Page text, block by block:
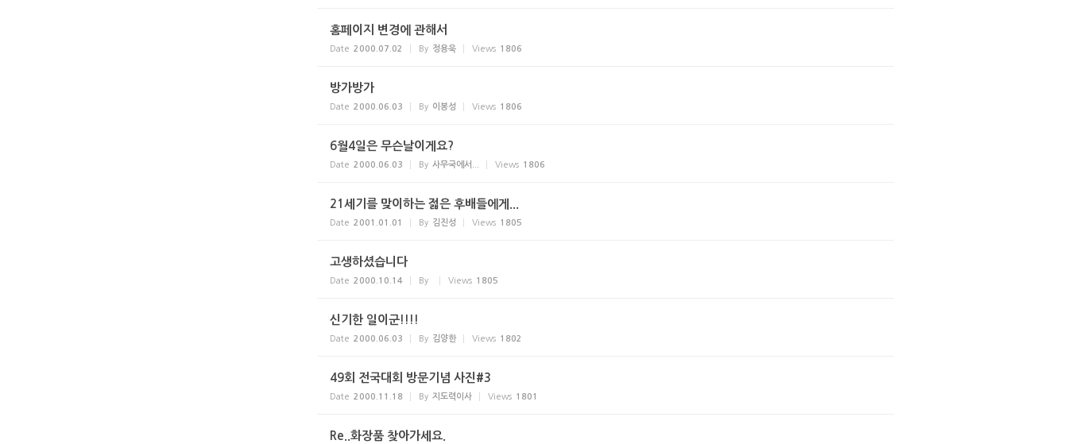
홈페이지 변경에 관해서
Date 2000.07.02 By 정용욱 Views 1806
방가방가
Date 2000.06.03 By 이봉성 Views 1806
6월4일은 무슨날이게요?
Date 2000.06.03 By 사무국에서... Views 1806
21세기를 맞이하는 젋은 후배들에게...
Date 2001.01.01 By 김진성 Views 1805
고생하셨습니다
Date 2000.10.14 By Views 1805
신기한 일이군!!!!
Date 2000.06.03 By 김양한 Views 1802
49회 전국대회 방문기념 사진#3
Date 2000.11.18 By 지도력이사 Views 1801
Re..화장품 찾아가세요.